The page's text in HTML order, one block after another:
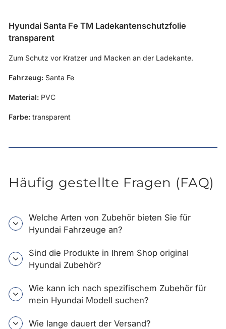
Hyundai Santa Fe TM Ladekantenschutzfolie
transparent
Zum Schutz vor Kratzer und Macken an der Ladekante.
Fahrzeug: Santa Fe
Material: PVC
Farbe: transparent
Häufig gestellte Fragen (FAQ)
Welche Arten von Zubehör bieten Sie für
Hyundai Fahrzeuge an?
Sind die Produkte in Ihrem Shop original
Hyundai Zubehör?
Wie kann ich nach spezifischem Zubehör für
mein Hyundai Modell suchen?
Wie lange dauert der Versand?